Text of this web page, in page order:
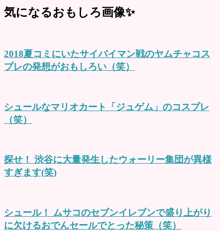
気になるおもしろ画像✨
2018夏コミにいたサイバイマン戦のヤムチャコス
プレの発想がおもしろい（笑）
シュールなマリオカート「ジュゲム」のコスプレ
（笑）
探せ！ 渋谷に大量発生したウォーリー集団が異様
すぎます(笑)
シュール！ ムサコのセブンイレブンで盛り上がり
に欠けるおでんセールでとった秘策（笑）